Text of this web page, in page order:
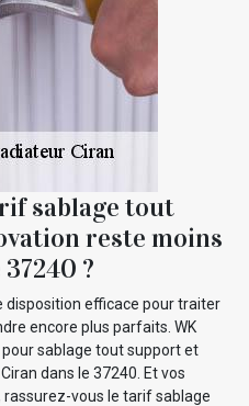
sablage tout
reste moins
?
disposition efficace pour traiter
encore plus parfaits. WK
sablage tout support et
dans le 37240. Et vos
vous le tarif sablage